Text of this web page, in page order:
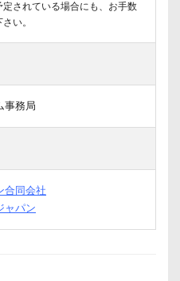
されている場合にも、お手数
い。
事務局
合同会社
ャパン